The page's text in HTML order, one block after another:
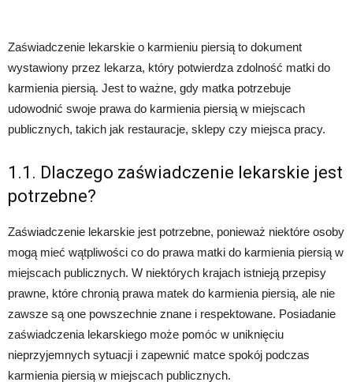
Zaświadczenie lekarskie o karmieniu piersią to dokument
wystawiony przez lekarza, który potwierdza zdolność matki do
karmienia piersią. Jest to ważne, gdy matka potrzebuje
udowodnić swoje prawa do karmienia piersią w miejscach
publicznych, takich jak restauracje, sklepy czy miejsca pracy.
1.1. Dlaczego zaświadczenie lekarskie jest
potrzebne?
Zaświadczenie lekarskie jest potrzebne, ponieważ niektóre osoby
mogą mieć wątpliwości co do prawa matki do karmienia piersią w
miejscach publicznych. W niektórych krajach istnieją przepisy
prawne, które chronią prawa matek do karmienia piersią, ale nie
zawsze są one powszechnie znane i respektowane. Posiadanie
zaświadczenia lekarskiego może pomóc w uniknięciu
nieprzyjemnych sytuacji i zapewnić matce spokój podczas
karmienia piersią w miejscach publicznych.